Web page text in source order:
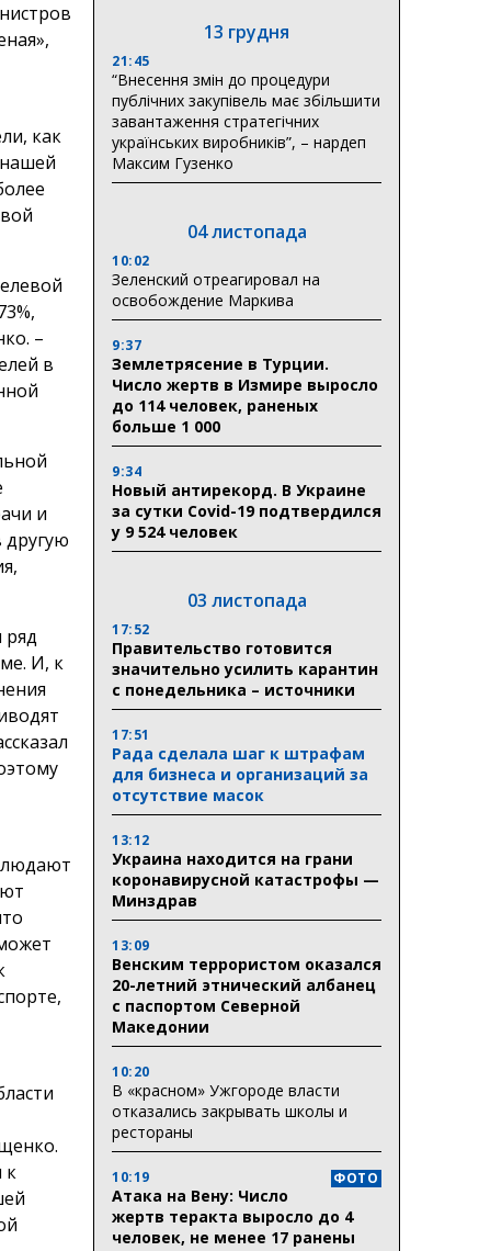
как
–
в
и
другую
ряд
И, к
к
13 грудня
21:45
“Внесення змін до процедури
публічних закупівель має збільшити
завантаження стратегічних
українських виробників”, – нардеп
Максим Гузенко
04 листопада
10:02
Зеленский отреагировал на
освобождение Маркива
9:37
Землетрясение в Турции.
Число жертв в Измире выросло
до 114 человек, раненых
больше 1 000
9:34
Новый антирекорд. В Украине
за сутки Covid-19 подтвердился
у 9 524 человек
03 листопада
17:52
Правительство готовится
значительно усилить карантин
с понедельника – источники
17:51
Рада сделала шаг к штрафам
для бизнеса и организаций за
отсутствие масок
13:12
Украина находится на грани
коронавирусной катастрофы —
Минздрав
13:09
Венским террористом оказался
20-летний этнический албанец
с паспортом Северной
Македонии
10:20
В «красном» Ужгороде власти
отказались закрывать школы и
рестораны
10:19 ФОТО
Атака на Вену: Число
жертв теракта выросло до 4
человек, не менее 17 ранены